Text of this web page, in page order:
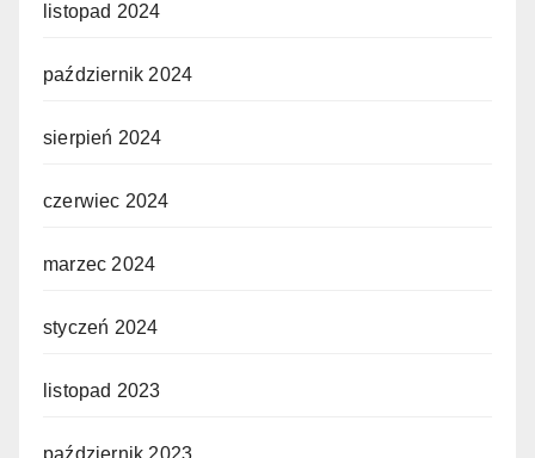
listopad 2024
październik 2024
sierpień 2024
czerwiec 2024
marzec 2024
styczeń 2024
listopad 2023
październik 2023